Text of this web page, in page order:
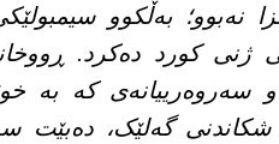
نەبوو؛ بەڵکوو
ژنی کورد دەکرد.
سەروەرییانەی کە بە
گەلێک، دەبێت